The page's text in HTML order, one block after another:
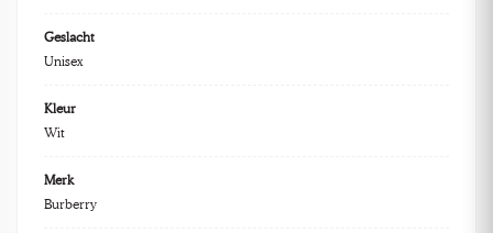
Geslacht
Unisex
Kleur
Wit
Merk
Burberry